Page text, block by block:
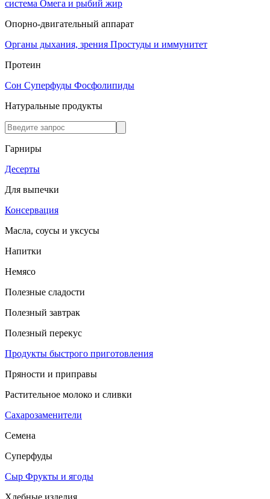
система Омега и рыбий жир
Опорно-двигательный аппарат
Органы дыхания, зрения Простуды и иммунитет
Протеин
Сон Суперфуды Фосфолипиды
Натуральные продукты
Гарниры
Десерты
Для выпечки
Консервация
Масла, соусы и уксусы
Напитки
Немясо
Полезные сладости
Полезный завтрак
Полезный перекус
Продукты быстрого приготовления
Пряности и приправы
Растительное молоко и сливки
Сахарозаменители
Семена
Суперфуды
Сыр Фрукты и ягоды
Хлебные изделия